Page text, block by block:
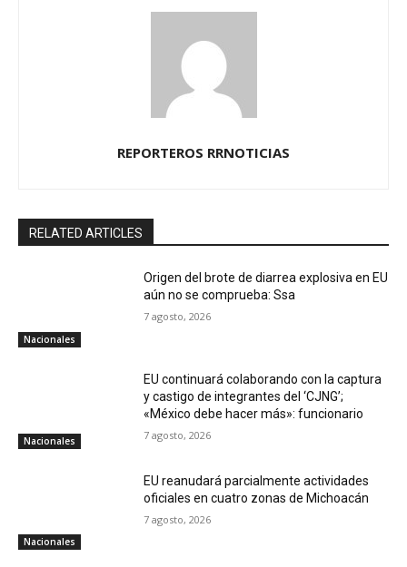
REPORTEROS RRNOTICIAS
RELATED ARTICLES
Nacionales
Origen del brote de diarrea explosiva en EU
aún no se comprueba: Ssa
7 agosto, 2026
Nacionales
EU continuará colaborando con la captura
y castigo de integrantes del ‘CJNG’;
«México debe hacer más»: funcionario
7 agosto, 2026
Nacionales
EU reanudará parcialmente actividades
oficiales en cuatro zonas de Michoacán
7 agosto, 2026